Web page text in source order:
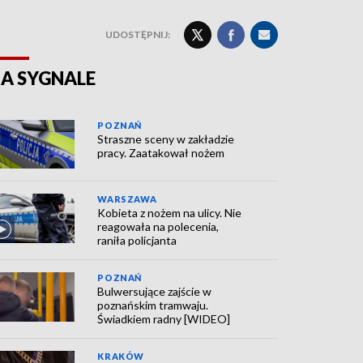
UDOSTĘPNIJ:
SYGNALE
POZNAŃ
Straszne sceny w zakładzie
pracy. Zaatakował nożem
WARSZAWA
Kobieta z nożem na ulicy. Nie
reagowała na polecenia,
raniła policjanta
POZNAŃ
Bulwersujące zajście w
poznańskim tramwaju.
Świadkiem radny [WIDEO]
KRAKÓW